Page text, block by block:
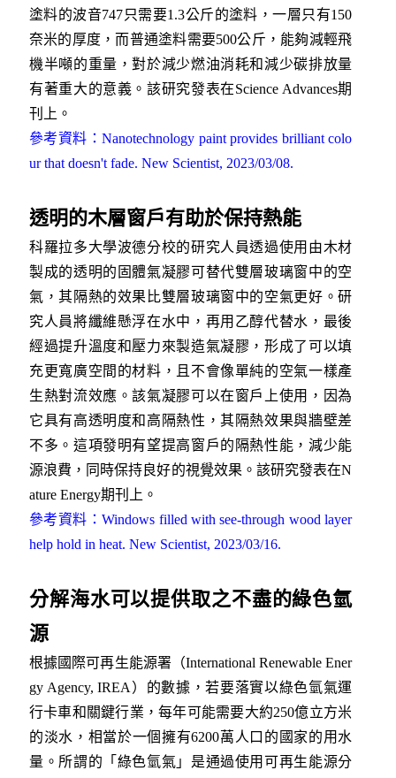
塗料的波音747只需要1.3公斤的塗料，一層只有150
奈米的厚度，而普通塗料需要500公斤，能夠減輕飛
機半噸的重量，對於減少燃油消耗和減少碳排放量
有著重大的意義。該研究發表在Science Advances期
刊上。
參考資料：Nanotechnology paint provides brilliant colo
ur that doesn't fade. New Scientist, 2023/03/08.
透明的木層窗戶有助於保持熱能
科羅拉多大學波德分校的研究人員透過使用由木材
製成的透明的固體氣凝膠可替代雙層玻璃窗中的空
氣，其隔熱的效果比雙層玻璃窗中的空氣更好。研
究人員將纖維懸浮在水中，再用乙醇代替水，最後
經過提升溫度和壓力來製造氣凝膠，形成了可以填
充更寬廣空間的材料，且不會像單純的空氣一樣產
生熱對流效應。該氣凝膠可以在窗戶上使用，因為
它具有高透明度和高隔熱性，其隔熱效果與牆壁差
不多。這項發明有望提高窗戶的隔熱性能，減少能
源浪費，同時保持良好的視覺效果。該研究發表在N
ature Energy期刊上。
參考資料：Windows filled with see-through wood layer
help hold in heat. New Scientist, 2023/03/16.
分解海水可以提供取之不盡的綠色氫
源
根據國際可再生能源署（International Renewable Ener
gy Agency, IREA）的數據，若要落實以綠色氫氣運
行卡車和關鍵行業，每年可能需要大約250億立方米
的淡水，相當於一個擁有6200萬人口的國家的用水
量。所謂的「綠色氫氣」是通過使用可再生能源分